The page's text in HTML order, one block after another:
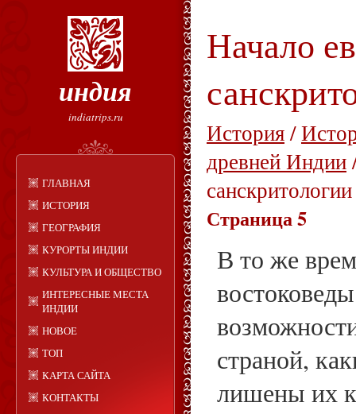
индия
indiatrips.ru
ГЛАВНАЯ
ИСТОРИЯ
ГЕОГРАФИЯ
КУРОРТЫ ИНДИИ
КУЛЬТУРА И ОБЩЕСТВО
ИНТЕРЕСНЫЕ МЕСТА
ИНДИИ
НОВОЕ
ТОП
КАРТА САЙТА
КОНТАКТЫ
Начало
История/
древней Индии
санскритологии
Страница 5
В то же
страной,
лишены их